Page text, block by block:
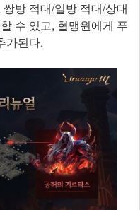
방 적대/일방 적대/상대
수 있고, 혈맹원에게 푸
가된다.